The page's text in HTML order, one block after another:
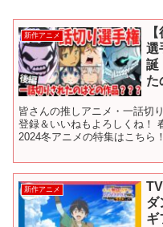
新作アニメ
選
誕
た
皆さんの推しアニメ・一話切
登録＆いいねもよろしくね！
2024冬アニメの特集はこちら
新作アニメ
ダ
ギ